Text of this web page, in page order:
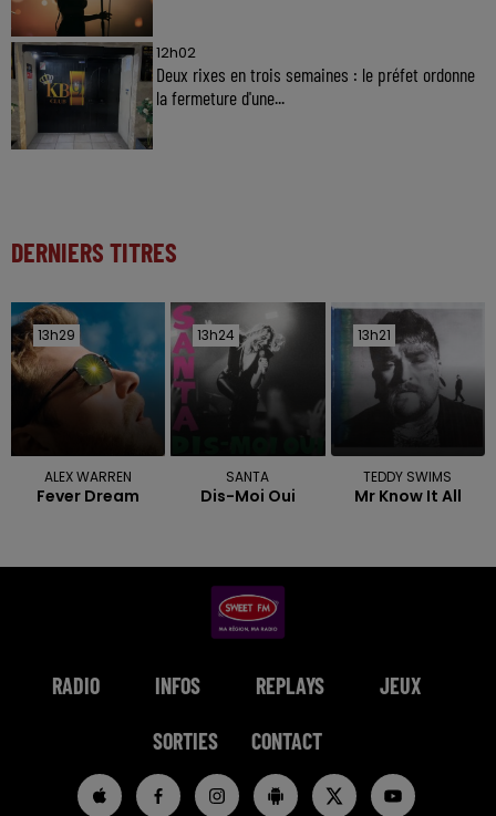
12h02
Deux rixes en trois semaines : le préfet ordonne
la fermeture d'une...
DERNIERS TITRES
13h29
13h29
ALEX WARREN
Fever Dream
13h24
13h24
SANTA
Dis-Moi Oui
13h21
13h21
TEDDY SWIMS
Mr Know It All
RADIO INFOS REPLAYS JEUX
SORTIES CONTACT